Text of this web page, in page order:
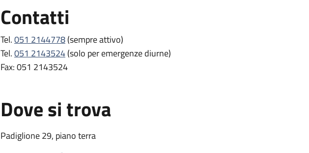
Contatti
Tel.051 2144778(sempre attivo)
Tel.051 2143524(solo per emergenze diurne)
Fax: 051 2143524
Dove si trova
Padiglione 29, piano terra